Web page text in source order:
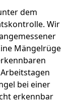
dem
Wir
Mängelrüge
bei einer
erkennbar